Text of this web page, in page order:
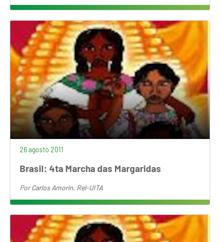
26 agosto 2011
Brasil: 4ta Marcha das Margaridas
PorCarlos Amorín, Rel-UITA